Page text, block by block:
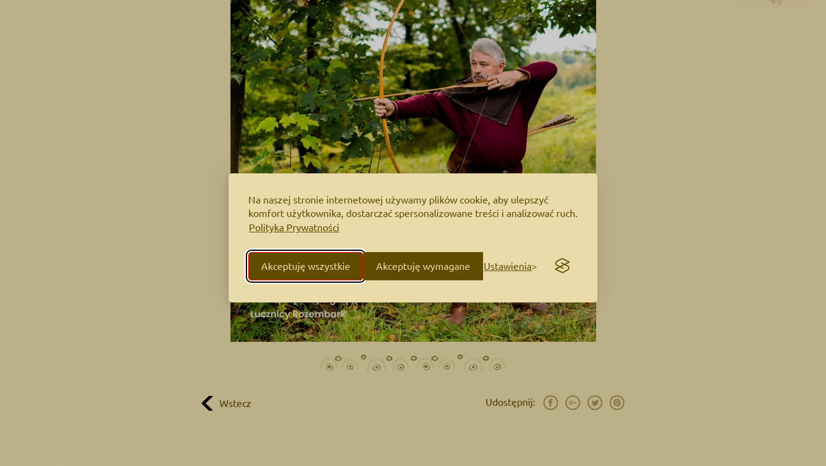
Na naszej stronie internetowej używamy plików cookie, aby ulepszyć
komfort użytkownika, dostarczać spersonalizowane treści i analizować ruch.
Polityka Prywatności
Akceptuję wszystkie Akceptuję wymagane Ustawienia
Wstecz Udostępnij: